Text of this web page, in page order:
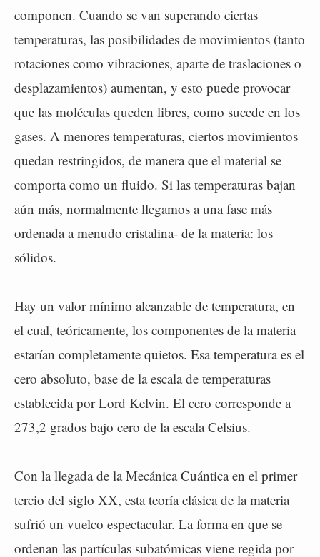
componen. Cuando se van superando ciertas
temperaturas, las posibilidades de movimientos (tanto
rotaciones como vibraciones, aparte de traslaciones o
desplazamientos) aumentan, y esto puede provocar
que las moléculas queden libres, como sucede en los
gases. A menores temperaturas, ciertos movimientos
quedan restringidos, de manera que el material se
comporta como un fluido. Si las temperaturas bajan
aún más, normalmente llegamos a una fase más
ordenada a menudo cristalina- de la materia: los
sólidos.
Hay un valor mínimo alcanzable de temperatura, en
el cual, teóricamente, los componentes de la materia
estarían completamente quietos. Esa temperatura es el
cero absoluto, base de la escala de temperaturas
establecida por Lord Kelvin. El cero corresponde a
273,2 grados bajo cero de la escala Celsius.
Con la llegada de la Mecánica Cuántica en el primer
tercio del siglo XX, esta teoría clásica de la materia
sufrió un vuelco espectacular. La forma en que se
ordenan las partículas subatómicas viene regida por